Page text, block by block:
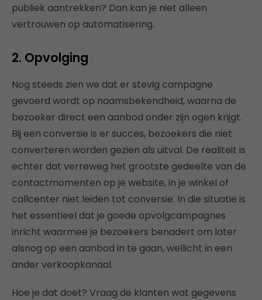
publiek aantrekken? Dan kan je niet alleen
vertrouwen op automatisering.
2. Opvolging
Nog steeds zien we dat er stevig campagne
gevoerd wordt op naamsbekendheid, waarna de
bezoeker direct een aanbod onder zijn ogen krijgt.
Bij een conversie is er succes, bezoekers die niet
converteren worden gezien als uitval. De realiteit is
echter dat verreweg het grootste gedeelte van de
contactmomenten op je website, in je winkel of
callcenter niet leiden tot conversie. In die situatie is
het essentieel dat je goede opvolgcampagnes
inricht waarmee je bezoekers benadert om later
alsnog op een aanbod in te gaan, wellicht in een
ander verkoopkanaal.
Hoe je dat doet? Vraag de klanten wat gegevens